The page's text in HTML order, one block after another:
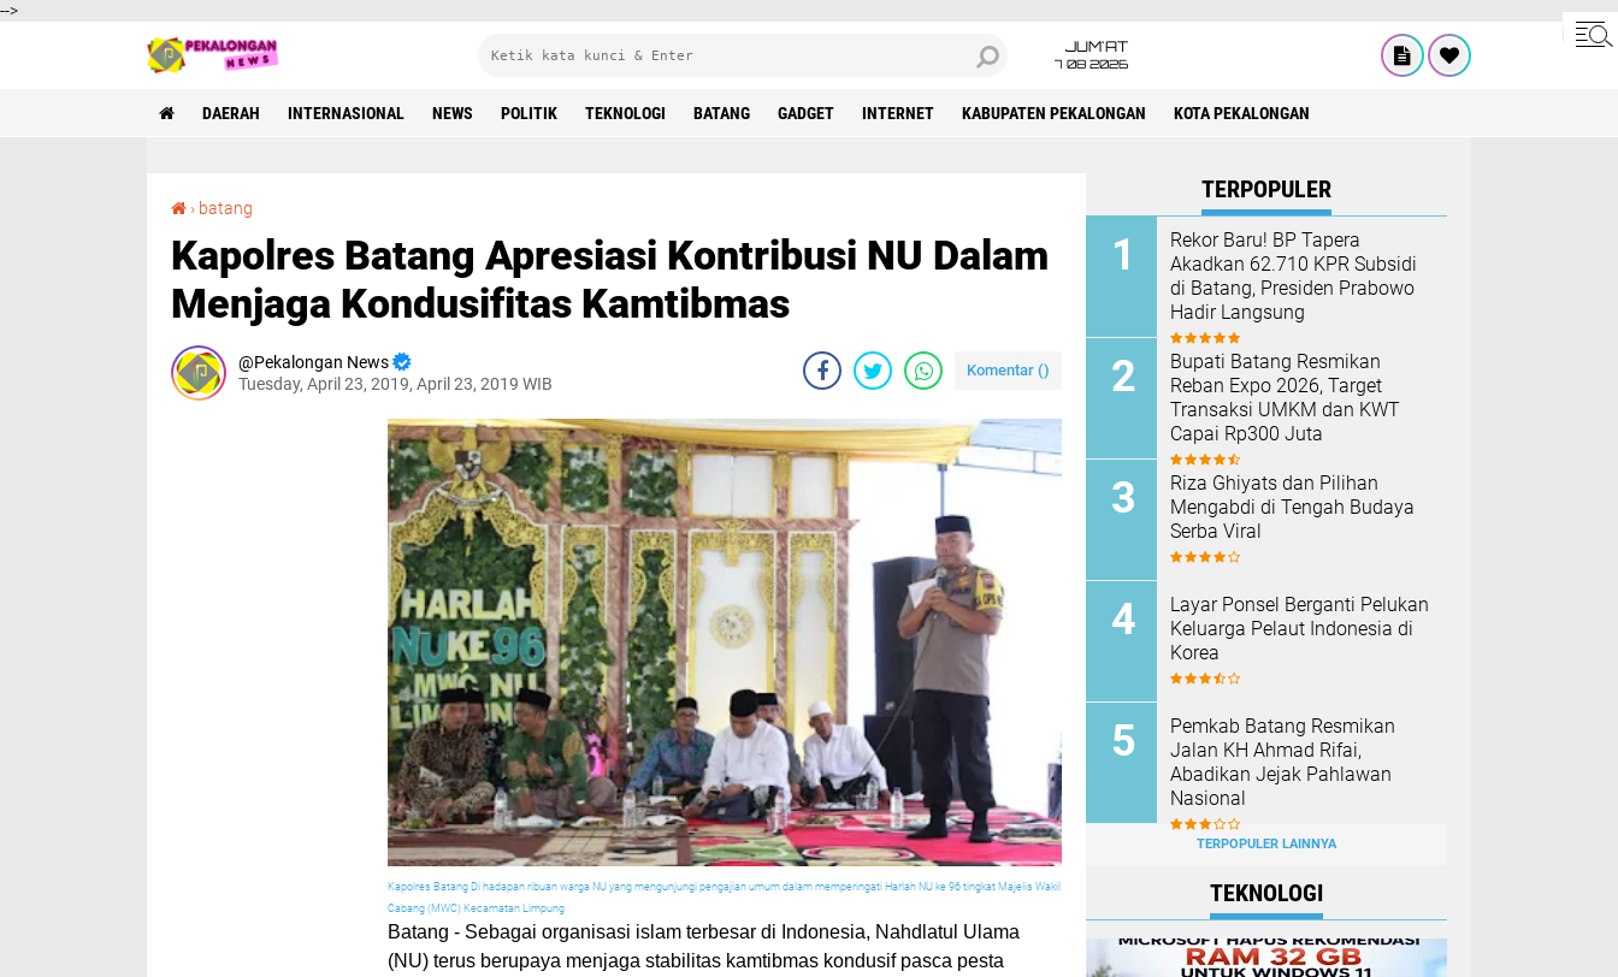
-->
JUM'AT
7 08 2026
DAERAH INTERNASIONAL NEWS POLITIK TEKNOLOGI BATANG GADGET INTERNET KABUPATEN PEKALONGAN KOTA PEKALONGAN
› batang
Kapolres Batang Apresiasi Kontribusi NU Dalam
Menjaga Kondusifitas Kamtibmas
Pekalongan News
Tuesday, April 23, 2019, April 23, 2019 WIB
Komentar ()
Kapolres Batang Di hadapan ribuan warga NU yang mengunjungi pengajian umum dalam memperingati Harlah NU ke 96 tingkat Majelis Wakil
Cabang (MWC) Kecamatan Limpung
Batang - Sebagai organisasi islam terbesar di Indonesia, Nahdlatul Ulama
(NU) terus berupaya menjaga stabilitas kamtibmas kondusif pasca pesta
TERPOPULER
Rekor Baru! BP Tapera
Akadkan 62.710 KPR Subsidi
di Batang, Presiden Prabowo
Hadir Langsung
Bupati Batang Resmikan
Reban Expo 2026, Target
Transaksi UMKM dan KWT
Capai Rp300 Juta
Riza Ghiyats dan Pilihan
Mengabdi di Tengah Budaya
Serba Viral
Layar Ponsel Berganti Pelukan
Keluarga Pelaut Indonesia di
Korea
Pemkab Batang Resmikan
Jalan KH Ahmad Rifai,
Abadikan Jejak Pahlawan
Nasional
TERPOPULER LAINNYA
TEKNOLOGI